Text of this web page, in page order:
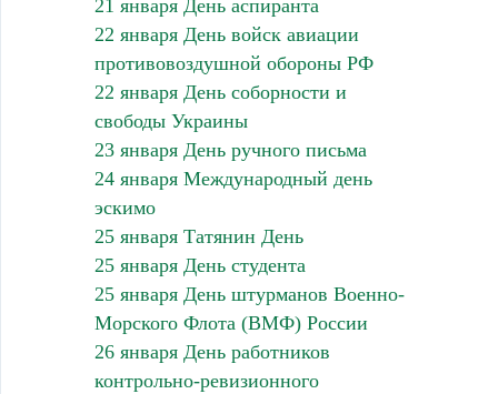
21 января День аспиранта
22 января День войск авиации
противовоздушной обороны РФ
22 января День соборности и
свободы Украины
23 января День ручного письма
24 января Международный день
эскимо
25 января Татянин День
25 января День студента
25 января День штурманов Военно-
Морского Флота (ВМФ) России
26 января День работников
контрольно-ревизионного